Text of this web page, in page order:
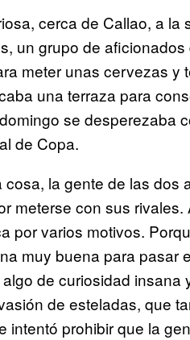
cerca de Callao, a la
un grupo de
meter unas cervezas y
una terraza para
se desperezaba
de Copa.
la gente de las
meterse con sus
por varios motivos.
muy buena para pasar
de curiosidad insana
de esteladas, que
intentó prohibir que la